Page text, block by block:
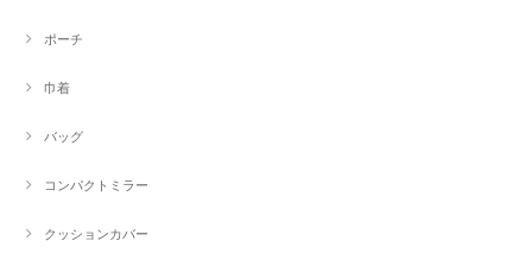
ポーチ
巾着
バッグ
コンパクトミラー
クッションカバー